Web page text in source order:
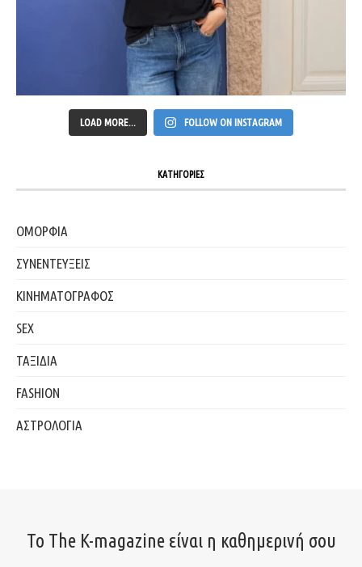
LOAD MORE... FOLLOW ON INSTAGRAM
ΚΑΤΗΓΟΡΙΕΣ
ΟΜΟΡΦΙΑ
ΣΥΝΕΝΤΕΥΞΕΙΣ
ΚΙΝΗΜΑΤΟΓΡΑΦΟΣ
SEX
ΤΑΞΙΔΙΑ
FASHION
ΑΣΤΡΟΛΟΓΙΑ
Το The K-magazine είναι η καθημερινή σου